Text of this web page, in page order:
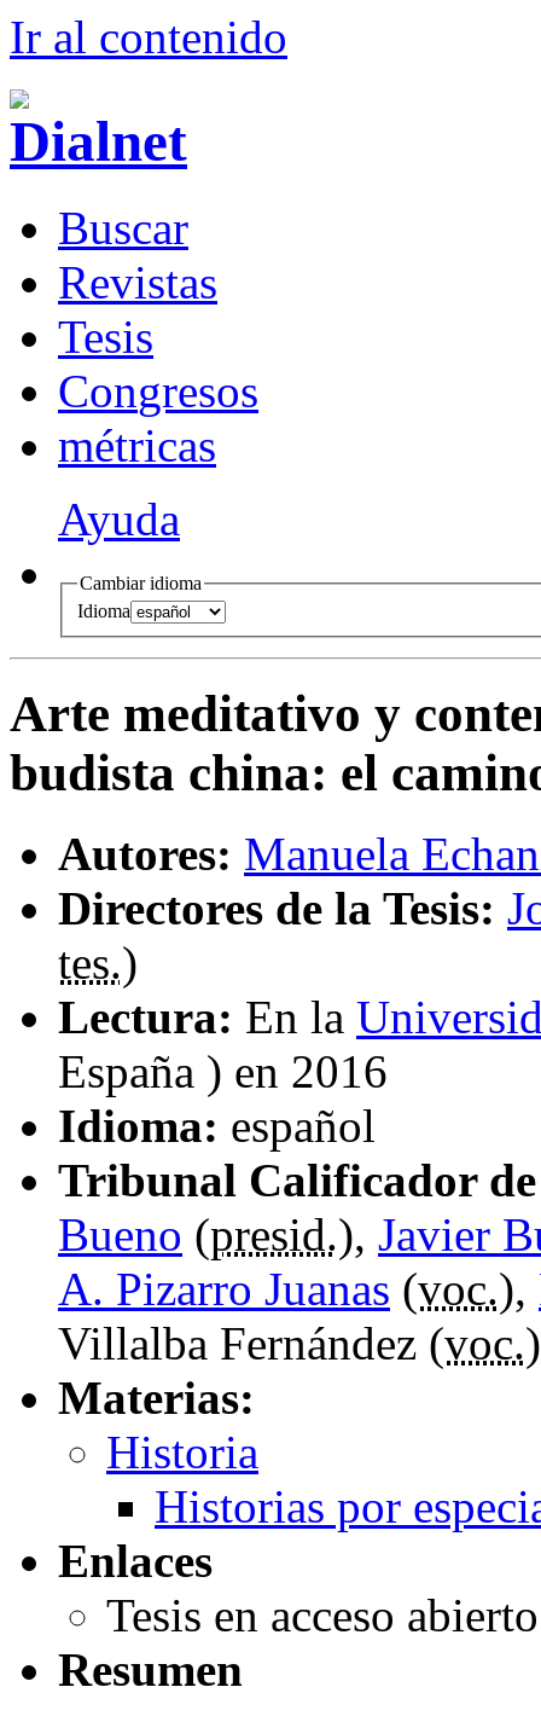
Ir al contenido
Buscar
Revistas
Tesis
Congresos
métricas
Ayuda
Cambiar idioma
Idioma
Arte meditativo y
budista china: el
Autores: Manuela
Directores de la Tesis:
tes.)
Lectura: En la
España ) en 2016
Idioma: español
Tribunal Calificador de
Bueno (presid.), Javier
A. Pizarro Juanas (voc.),
Villalba Fernández (voc.)
Materias:
Historia
Historias por
Enlaces
Tesis en acceso
Resumen